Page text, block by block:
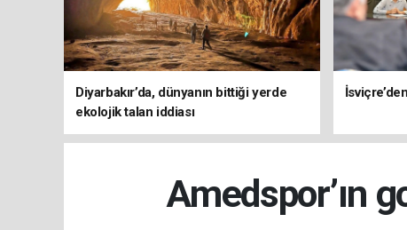
Diyarbakır’da, dünyanın bittiği yerde
ekolojik talan iddiası
Amedspor’ın